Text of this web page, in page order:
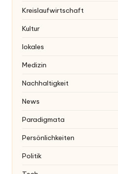
Kreislaufwirtschaft
Kultur
lokales
Medizin
Nachhaltigkeit
News
Paradigmata
Persönlichkeiten
Politik